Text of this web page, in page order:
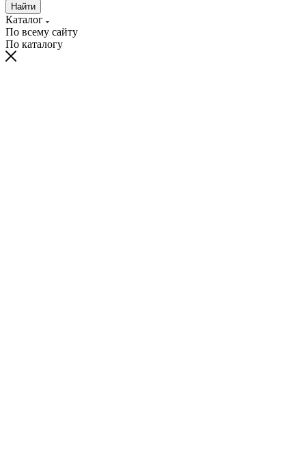
Найти
Каталог
По всему сайту
По каталогу